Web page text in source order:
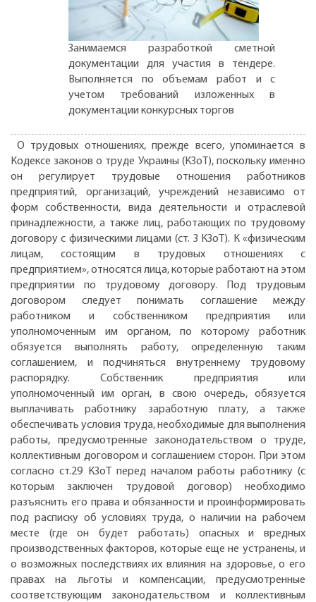
Занимаемся разработкой сметной
документации для участия в тендере.
Выполняется по объемам работ и с
учетом требований изложенных в
документации конкурсных торгов
О трудовых отношениях, прежде всего, упоминается в
Кодексе законов о труде Украины (КЗоТ), поскольку именно
он регулирует трудовые отношения работников
предприятий, организаций, учреждений независимо от
форм собственности, вида деятельности и отраслевой
принадлежности, а также лиц, работающих по трудовому
договору с физическими лицами (ст. 3 КЗоТ). К «физическим
лицам, состоящим в трудовых отношениях с
предприятием», относятся лица, которые работают на этом
предприятии по трудовому договору. Под трудовым
договором следует понимать соглашение между
работником и собственником предприятия или
уполномоченным им органом, по которому работник
обязуется выполнять работу, определенную таким
соглашением, и подчиняться внутреннему трудовому
распорядку. Собственник предприятия или
уполномоченный им орган, в свою очередь, обязуется
выплачивать работнику заработную плату, а также
обеспечивать условия труда, необходимые для выполнения
работы, предусмотренные законодательством о труде,
коллективным договором и соглашением сторон. При этом
согласно ст.29 КЗоТ перед началом работы работнику (с
которым заключен трудовой договор) необходимо
разъяснить его права и обязанности и проинформировать
под расписку об условиях труда, о наличии на рабочем
месте (где он будет работать) опасных и вредных
производственных факторов, которые еще не устранены, и
о возможных последствиях их влияния на здоровье, о его
правах на льготы и компенсации, предусмотренные
соответствующим законодательством и коллективным